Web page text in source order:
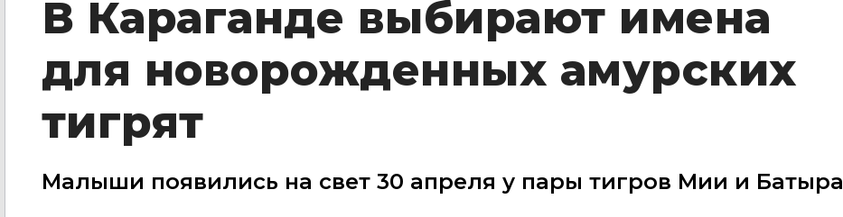
В Караганде выбирают имена
для новорожденных амурских
тигрят
Малыши появились на свет 30 апреля у пары тигров Мии и Батыра